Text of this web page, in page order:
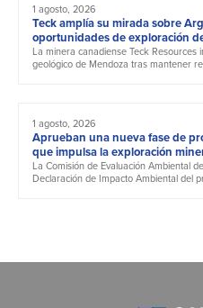
1 agosto, 2026
Teck amplía su mirada sobre
oportunidades de exploración
La minera canadiense Teck Resources
geológico de Mendoza tras mantener
1 agosto, 2026
Aprueban una nueva fase de
que impulsa la exploración
La Comisión de Evaluación Ambiental
Declaración de Impacto Ambiental del